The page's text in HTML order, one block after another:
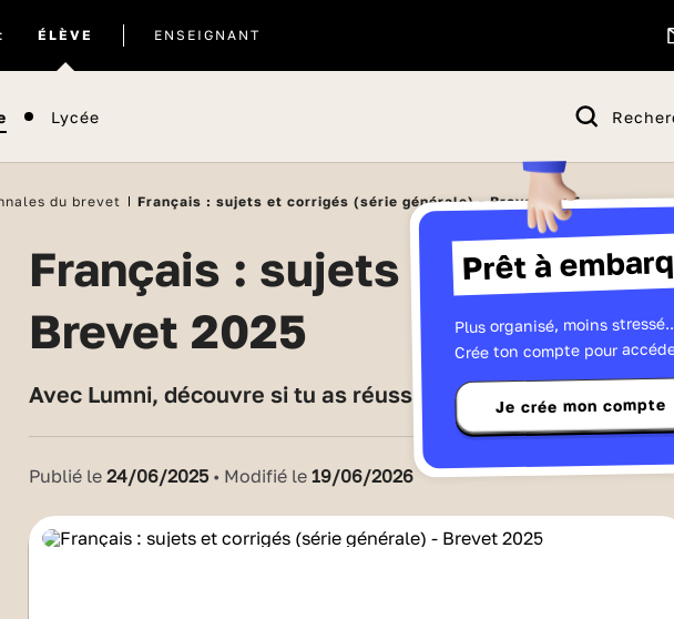
ÉLÈVE
actuel
ENSEIGNANT
Lycée
Prêt à
Plus organisé, moins
Crée ton compte pour
Je crée mon compte
du brevet Français : sujets et corrigés (série générale) - Brevet 2025
Français : sujets et corrigés (série générale) -
Brevet 2025
Avec Lumni, découvre si tu as réussi ton épreuve de
Publié le24/06/2025 • Modifié le19/06/2026